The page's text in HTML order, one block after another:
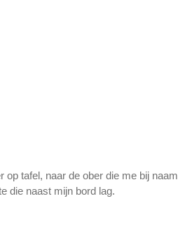
tafel, naar de ober die me bij naam
die naast mijn bord lag.